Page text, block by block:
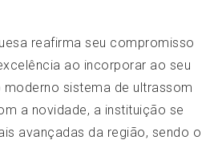
reafirma seu compromisso
ao incorporar ao seu
sistema de ultrassom
a novidade, a instituição se
avançadas da região, sendo o